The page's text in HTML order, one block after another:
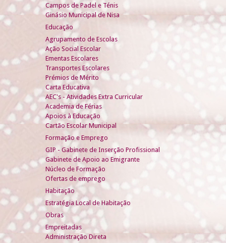
Campos de Padel e Ténis
Ginásio Municipal de Nisa
Educação
Agrupamento de Escolas
Ação Social Escolar
Ementas Escolares
Transportes Escolares
Prémios de Mérito
Carta Educativa
AEC's - Atividades Extra Curricular
Academia de Férias
Apoios à Educação
Cartão Escolar Municipal
Formação e Emprego
GIP - Gabinete de Inserção Profissional
Gabinete de Apoio ao Emigrante
Núcleo de Formação
Ofertas de emprego
Habitação
Estratégia Local de Habitação
Obras
Empreitadas
Administração Direta